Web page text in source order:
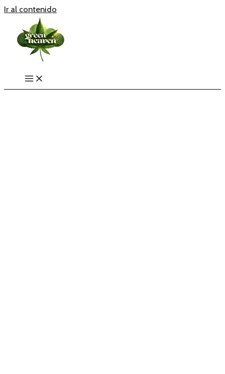
Ir al contenido